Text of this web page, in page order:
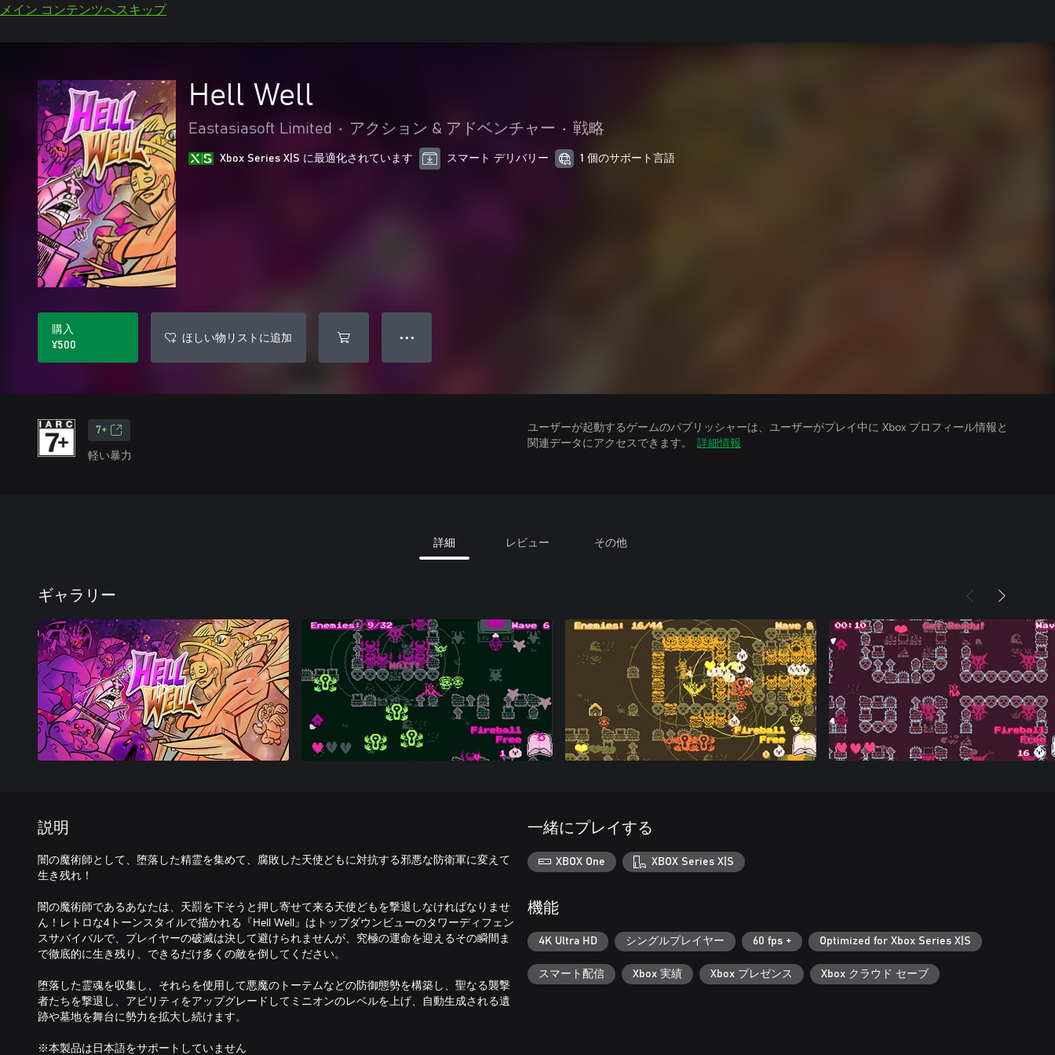
メイン コンテンツへスキップ
Hell Well
Eastasiasoft Limited • アクション & アドベンチャー • 戦略
Xbox Series X|S に最適化されています スマート デリバリー 1 個のサポート言語
購入
¥500
ほしい物リストに追加 ● ● ●
7+
軽い暴力
ユーザーが起動するゲームのパブリッシャーは、ユーザーがプレイ中に Xbox プロフィール情報と
関連データにアクセスできます。
詳細情報
詳細 レビュー その他
ギャラリー
説明
闇の魔術師として、堕落した精霊を集めて、腐敗した天使どもに対抗する邪悪な防衛軍に変えて
生き残れ！
闇の魔術師であるあなたは、天罰を下そうと押し寄せて来る天使どもを撃退しなければなりませ
ん！レトロな4トーンスタイルで描かれる『Hell Well』はトップダウンビューのタワーディフェン
スサバイバルで、プレイヤーの破滅は決して避けられませんが、究極の運命を迎えるその瞬間ま
で徹底的に生き残り、できるだけ多くの敵を倒してください。
堕落した霊魂を収集し、それらを使用して悪魔のトーテムなどの防御態勢を構築し、聖なる襲撃
者たちを撃退し、アビリティをアップグレードしてミニオンのレベルを上げ、自動生成される遺
跡や墓地を舞台に勢力を拡大し続けます。
※本製品は日本語をサポートしていません
一緒にプレイする
XBOX One XBOX Series X|S
機能
4K Ultra HD シングルプレイヤー 60 fps + Optimized for Xbox Series X|S
スマート配信 Xbox 実績 Xbox プレゼンス Xbox クラウド セーブ